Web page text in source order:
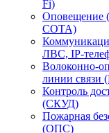
Fi)
СОТА)
ЛВС, IP-
Волоконно-
линии
Контроль
(СКУД)
Пожарная
(ОПС)